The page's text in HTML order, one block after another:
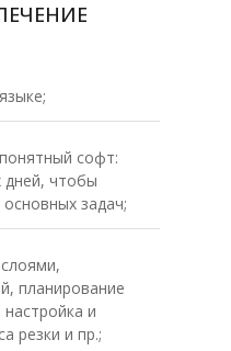
софт:
дней, чтобы
задач;
планирование
и
резки и пр.;